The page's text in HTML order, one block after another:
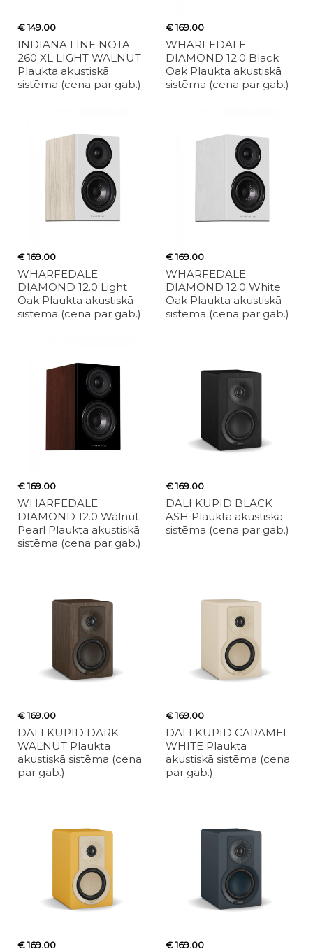
€ 149.00
INDIANA LINE NOTA
260 XL LIGHT WALNUT
Plaukta akustiskā
sistēma (cena par gab.)
€ 169.00
WHARFEDALE
DIAMOND 12.0 Black
Oak Plaukta akustiskā
sistēma (cena par gab.)
€ 169.00
WHARFEDALE
DIAMOND 12.0 Light
Oak Plaukta akustiskā
sistēma (cena par gab.)
€ 169.00
WHARFEDALE
DIAMOND 12.0 White
Oak Plaukta akustiskā
sistēma (cena par gab.)
€ 169.00
WHARFEDALE
DIAMOND 12.0 Walnut
Pearl Plaukta akustiskā
sistēma (cena par gab.)
€ 169.00
DALI KUPID BLACK
ASH Plaukta akustiskā
sistēma (cena par gab.)
€ 169.00
DALI KUPID DARK
WALNUT Plaukta
akustiskā sistēma (cena
par gab.)
€ 169.00
DALI KUPID CARAMEL
WHITE Plaukta
akustiskā sistēma (cena
par gab.)
€ 169.00 € 169.00